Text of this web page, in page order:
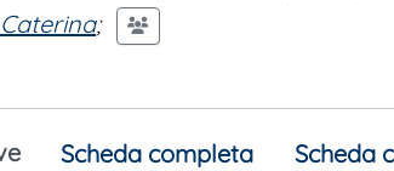
Caterina;
Scheda completa Scheda